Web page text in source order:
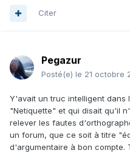
Citer
Pegazur
Posté(e) le 21 octobre
Y'avait un truc intelligent dans
"Netiquette" et qui disait qu'il
relever les fautes
un forum, que ce soit à titre
d'argumentaire à bon compte.